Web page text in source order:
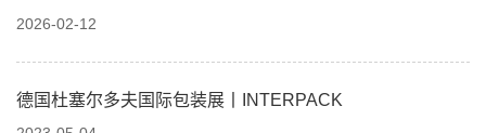
会
2026-02-12
德国杜塞尔多夫国际包装展丨INTERPACK